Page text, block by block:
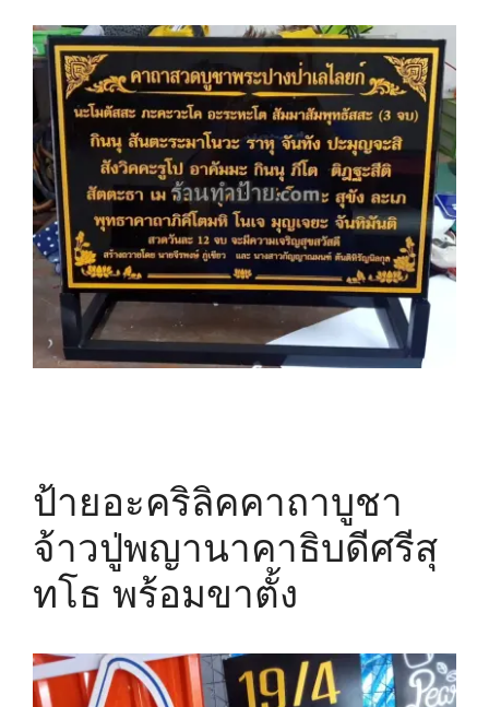
ป้ายอะคริลิคคาถาบูชา
จ้าวปู่พญานาคาธิบดีศรีสุ
ทโธ พร้อมขาตั้ง